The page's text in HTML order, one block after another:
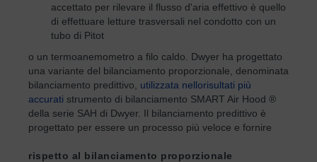
accettato per rilevare il flusso d'aria effettivo è quello
di effettuare letture trasversali nel condotto con un
tubo di Pitot
o un termoanemometro a filo caldo. Dwyer ha progettato
una variante del bilanciamento proporzionale, denominata
bilanciamento predittivo, utilizzata nellorisultati più
accurati strumento di bilanciamento SMART Air Hood ®
della serie SAH di Dwyer. Il bilanciamento predittivo è
progettato per essere un processo più veloce e fornire
rispetto al bilanciamento proporzionale